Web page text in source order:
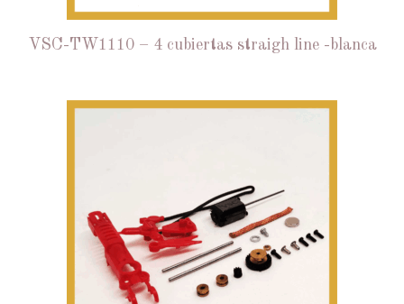
VSC-TW1110 – 4 cubiertas straigh line -blanca